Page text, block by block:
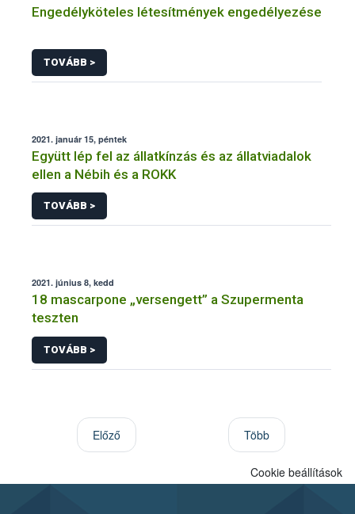
Engedélyköteles létesítmények engedélyezése
TOVÁBB >
2021. január 15, péntek
Együtt lép fel az állatkínzás és az állatviadalok
ellen a Nébih és a ROKK
TOVÁBB >
2021. június 8, kedd
18 mascarpone „versengett” a Szupermenta
teszten
TOVÁBB >
Előző Több
Cookie beállítások